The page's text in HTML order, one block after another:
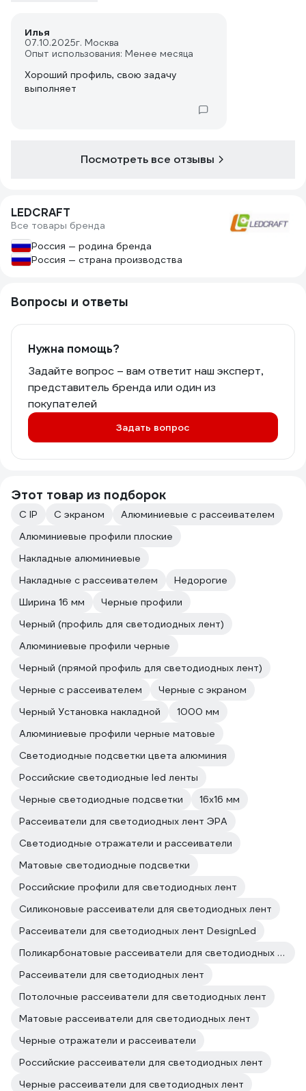
Илья
07.10.2025г. Москва
Опыт использования: Менее месяца
Хороший профиль, свою задачу
выполняет
Посмотреть все отзывы
LEDCRAFT
Все товары бренда
Россия — родина бренда
Россия — страна производства
Вопросы и ответы
Нужна помощь?
Задайте вопрос – вам ответит наш эксперт,
представитель бренда или один из
покупателей
Задать вопрос
Этот товар из подборок
С IP С экраном
Алюминиевые с рассеивателем
Алюминиевые профили плоские
Накладные алюминиевые
Накладные с рассеивателем
Недорогие
Ширина 16 мм
Черные профили
Черный (профиль для светодиодных лент)
Алюминиевые профили черные
Черный (прямой профиль для светодиодных лент)
Черные с рассеивателем
Черные с экраном
Черный Установка накладной
1000 мм
Алюминиевые профили черные матовые
Светодиодные подсветки цвета алюминия
Российские светодиодные led ленты
Черные светодиодные подсветки
16х16 мм
Рассеиватели для светодиодных лент ЭРА
Светодиодные отражатели и рассеиватели
Матовые светодиодные подсветки
Российские профили для светодиодных лент
Силиконовые рассеиватели для светодиодных лент
Рассеиватели для светодиодных лент DesignLed
Поликарбонатовые рассеиватели для светодиодных лент
Рассеиватели для светодиодных лент
Потолочные рассеиватели для светодиодных лент
Матовые рассеиватели для светодиодных лент
Черные отражатели и рассеиватели
Российские рассеиватели для светодиодных лент
Черные рассеиватели для светодиодных лент